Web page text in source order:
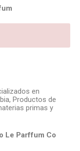
en
Productos de
primas y
Le Parffum Co